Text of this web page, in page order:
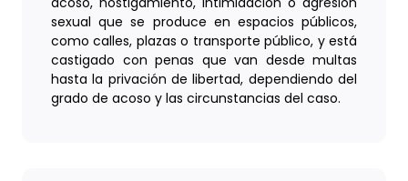
sexual que se produce en espacios públicos,
como calles, plazas o transporte público, y está
castigado con penas que van desde multas
hasta la privación de libertad, dependiendo del
grado de acoso y las circunstancias del caso.